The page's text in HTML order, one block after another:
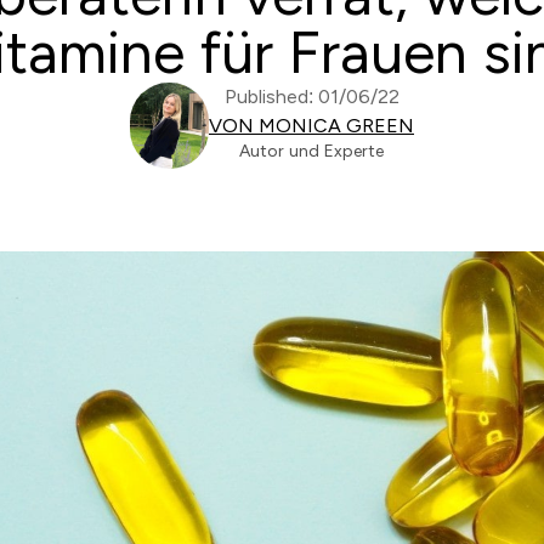
für Frauen
Published: 01/06/22
VON MONICA GREEN
Autor und Experte